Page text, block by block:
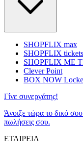
SHOPFLIX max
SHOPFLIX tickets
SHOPFLIX ΜΕ
Clever Point
BOX NOW
Γίνε συνεργάτης!
Άνοιξε τώρα το δικό
πωλήσεις σου.
ΕΤΑΙΡΕΙΑ